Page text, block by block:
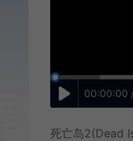
00:00:00
死亡岛2(Dead